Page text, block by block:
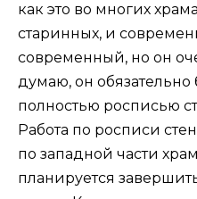
как это во многих
старинных, и
современный, но он
думаю, он обязательно
полностью росписью
Работа по росписи
по западной части
планируется